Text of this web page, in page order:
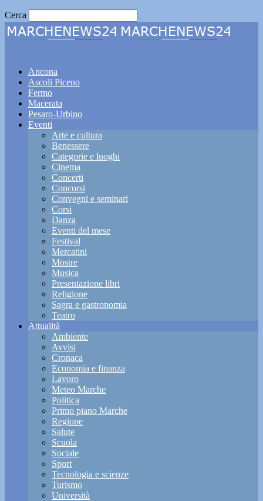
Cerca
Ancona
Ascoli Piceno
Fermo
Macerata
Pesaro-Urbino
Eventi
Arte e cultura
Benessere
Categorie e luoghi
Cinema
Concerti
Concorsi
Convegni e seminari
Corsi
Danza
Eventi del mese
Festival
Mercatini
Mostre
Musica
Presentazione libri
Religione
Sagra e gastronomia
Teatro
Attualità
Ambiente
Avvisi
Cronaca
Economia e finanza
Lavoro
Meteo Marche
Politica
Primo piano Marche
Regione
Salute
Scuola
Sociale
Sport
Tecnologia e scienze
Turismo
Università